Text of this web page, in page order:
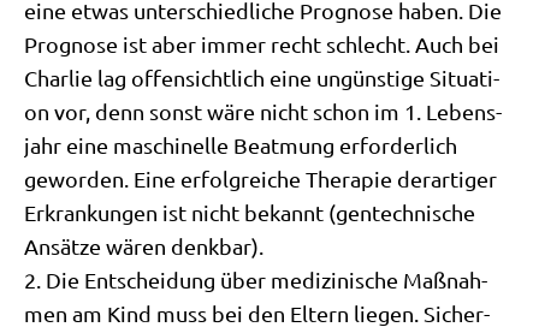
eine etwas unter­schied­li­che Pro­gno­se haben. Die
Pro­gno­se ist aber immer recht schlecht. Auch bei
Char­lie lag offen­sicht­lich eine ungün­sti­ge Situa­ti­
on vor, denn sonst wäre nicht schon im 1. Lebens­
jahr eine maschi­nel­le Beatmung erfor­der­lich
gewor­den. Eine erfolg­rei­che The­ra­pie der­ar­ti­ger
Erkran­kun­gen ist nicht bekannt (gen­tech­ni­sche
Ansät­ze wären denkbar).
2. Die Ent­schei­dung über medi­zi­ni­sche Maß­nah­
men am Kind muss bei den Eltern lie­gen. Sicher­